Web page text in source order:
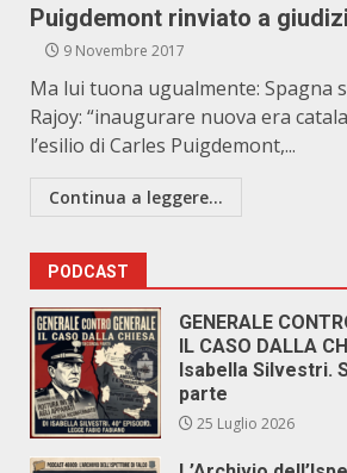
Puigdemont rinviato a
9 Novembre 2017
Ma lui tuona ugualmente: Spagna
Rajoy: “inaugurare nuova era
l’esilio di Carles Puigdemont,...
Continua a leggere...
PODCAST
GENERALE
IL CASO DALLA
Isabella Silvestri.
parte
25 Luglio 2026